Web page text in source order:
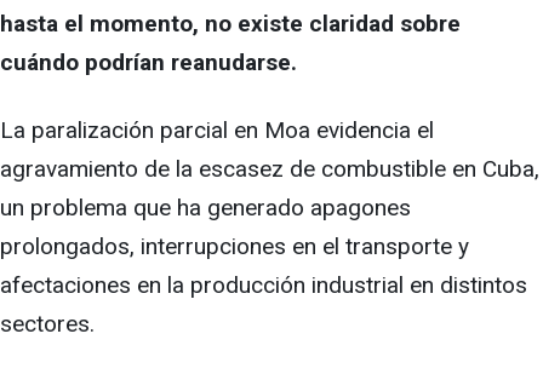
hasta el momento, no existe claridad sobre
cuándo podrían reanudarse.
La paralización parcial en Moa evidencia el
agravamiento de la escasez de combustible en Cuba,
un problema que ha generado apagones
prolongados, interrupciones en el transporte y
afectaciones en la producción industrial en distintos
sectores.